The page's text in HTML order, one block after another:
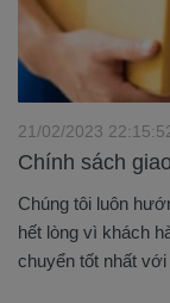
Chính sách
21/02/2023
Chúng tôi luôn
hết lòng vì khách
chuyển tốt nhất